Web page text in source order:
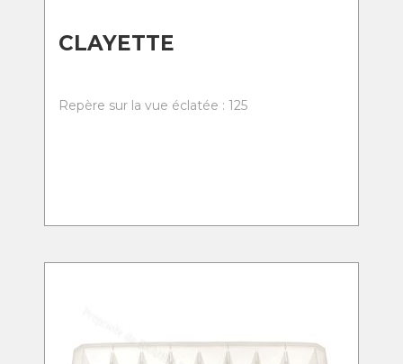
CLAYETTE
Repère sur la vue éclatée : 125